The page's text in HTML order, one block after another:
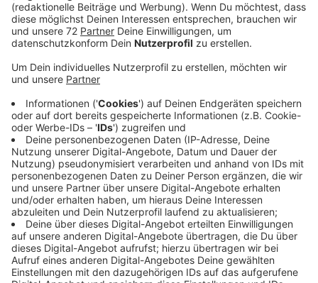
Anzeige
acht Uhr seine Türen.
Anzeige
Hin, rein ins Wasser, ein paar Bahnen ziehen und wieder
raus. Bis 10 Uhr sind die Chancen, noch ins Cabriobad
zu kommen, gut. Wer ins Freibad will, muss sich online
anmelden. 200 Schwimmer dürfen rein. Zwischen halb
eins heute Mittag und halb fünf ist das Freibad
ausgebucht. Das Freibad im Dülmener Bad DüB öffnet
um 9 Uhr. 500 Besucher dürfen rein. Unser Tipp:
Schauen Sie auf die Internetseite des Bades, dort